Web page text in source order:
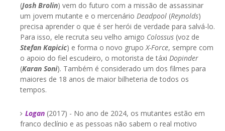
(Josh Brolin) vem do futuro com a missão de assassinar
um jovem mutante e o mercenário Deadpool (Reynolds)
precisa aprender o que é ser herói de verdade para salvá-lo.
Para isso, ele recruta seu velho amigo Colossus (voz de
Stefan Kapicic) e forma o novo grupoX-Force, sempre com
o apoio do fiel escudeiro, o motorista de táxi Dopinder
(Karan Soni). Também é considerado um dos filmes para
maiores de 18 anos de maior bilheteria de todos os
tempos.
Logan (2017) - No ano de 2024, os mutantes estão em
franco declínio e as pessoas não sabem o real motivo